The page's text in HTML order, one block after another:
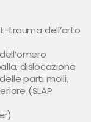
trauma dell’arto
dislocazione
parti molli,
(SLAP